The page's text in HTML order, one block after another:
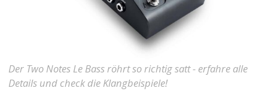
Der Two Notes Le Bass röhrt so richtig satt - erfahre alle
Details und check die Klangbeispiele!